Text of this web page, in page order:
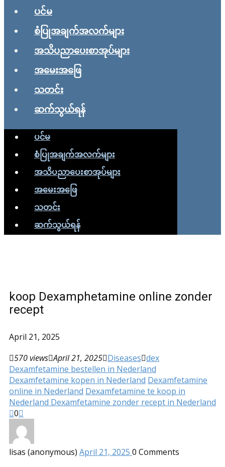
ပင်မ
စံပြုအချက်အလက်များ
အသိပညာပေးစာအုပ်များ
အမေးအဖြေ
သတင်း
ဆက်သွယ်ရန်
ပင်မ
စံပြုအချက်အလက်များ
အသိပညာပေးစာအုပ်များ
အမေးအဖြေ
သတင်း
ဆက်သွယ်ရန်
koop Dexamphetamine online zonder
recept
April 21, 2025
570 views April 21, 2025 Diseases dex
Dexamfetamine bestellen in Nederland
Dexamfetamine kopen in Nederland Dexamfetamine
online in Nederland Dexamfetamine te koop in
Nederland Dexamfetamine zonder recept in Nederland
0
lisas (anonymous) April 21, 2025 0 Comments